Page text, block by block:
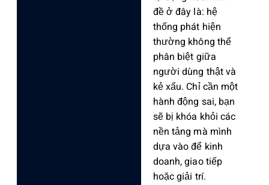
đề ở đây là: hệ
thống phát hiện
thường không thể
phân biệt giữa
người dùng thật và
kẻ xấu. Chỉ cần một
hành động sai, bạn
sẽ bị khóa khỏi các
nền tảng mà mình
dựa vào để kinh
doanh, giao tiếp
hoặc giải trí.